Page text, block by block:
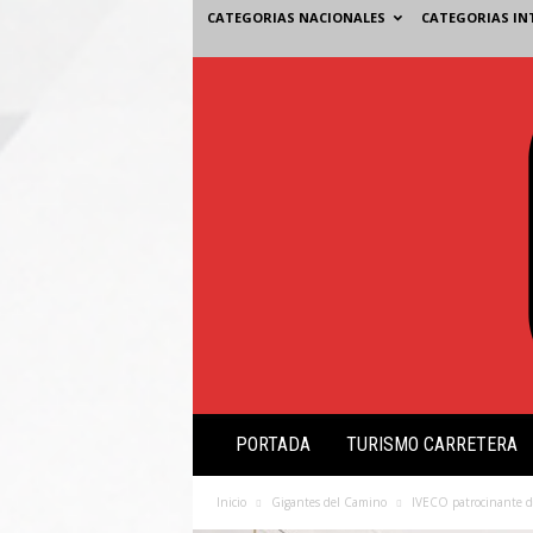
CATEGORIAS NACIONALES CATEGORIAS
s
ó
PORTADA TURISMO CARRETERA
Inicio Gigantes del Camino IVECO patrocinante